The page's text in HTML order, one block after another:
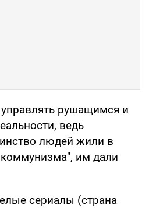
управлять рушащимся и
ведь
людей жили в
им дали
сериалы (страна